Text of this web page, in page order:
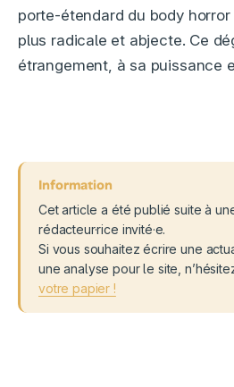
porte-étendard du body
plus radicale et abjecte. Ce
étrangement, à sa puissance
Cet article a été publié suite à
rédacteur·rice invité·e.
Si vous souhaitez écrire une
une analyse pour le site,
votre papier !